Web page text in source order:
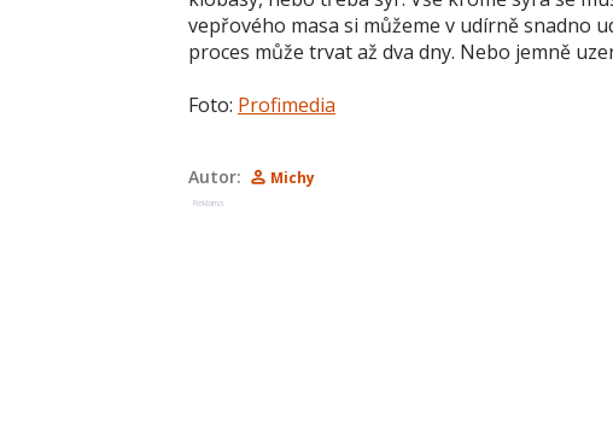
vepřového masa si můžeme v udírně snadno
proces může trvat až dva dny. Nebo jemně
Foto: Profimedia
Autor: Michy
Reklama